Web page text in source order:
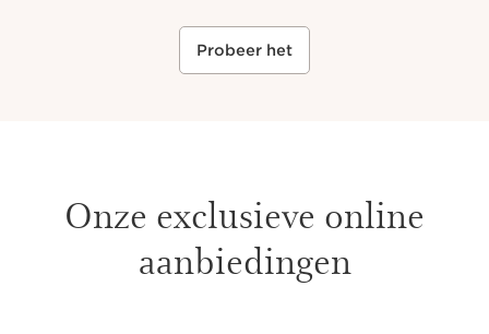
Probeer het
Onze exclusieve online
aanbiedingen